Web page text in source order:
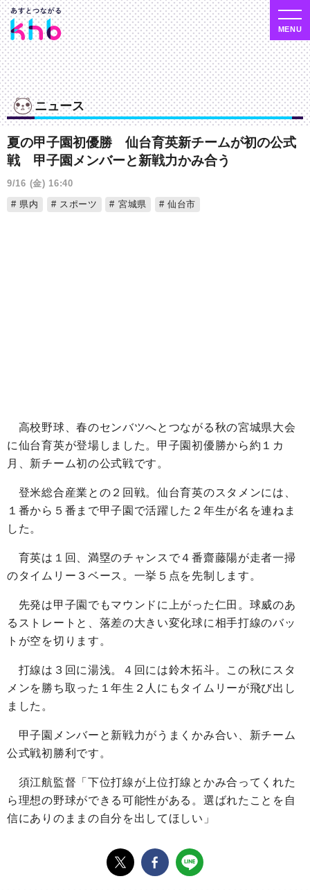
ニュース
夏の甲子園初優勝 仙台育英新チームが初の公式
戦 甲子園メンバーと新戦力かみ合う
9/16 (金) 16:40
県内
スポーツ 宮城県 仙台市
高校野球、春のセンバツへとつながる秋の宮城県大会
に仙台育英が登場しました。甲子園初優勝から約１カ
月、新チーム初の公式戦です。
登米総合産業との２回戦。仙台育英のスタメンには、
１番から５番まで甲子園で活躍した２年生が名を連ねま
した。
育英は１回、満塁のチャンスで４番齋藤陽が走者一掃
のタイムリー３ベース。一挙５点を先制します。
先発は甲子園でもマウンドに上がった仁田。球威のあ
るストレートと、落差の大きい変化球に相手打線のバッ
トが空を切ります。
打線は３回に湯浅。４回には鈴木拓斗。この秋にスタ
メンを勝ち取った１年生２人にもタイムリーが飛び出し
ました。
甲子園メンバーと新戦力がうまくかみ合い、新チーム
公式戦初勝利です。
須江航監督「下位打線が上位打線とかみ合ってくれた
ら理想の野球ができる可能性がある。選ばれたことを自
信にありのままの自分を出してほしい」